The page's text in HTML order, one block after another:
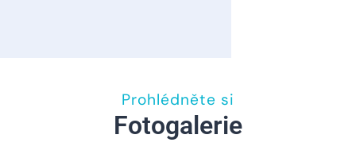
Prohlédněte si
Fotogalerie